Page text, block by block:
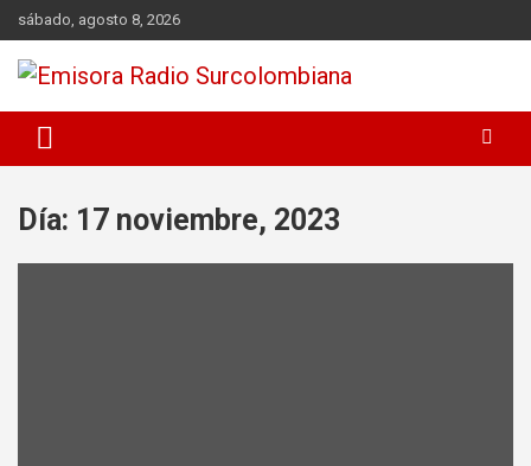
Skip
to
content
sábado, agosto 8, 2026
Emisora Radio Surcolombiana
Día: 17 noviembre, 2023